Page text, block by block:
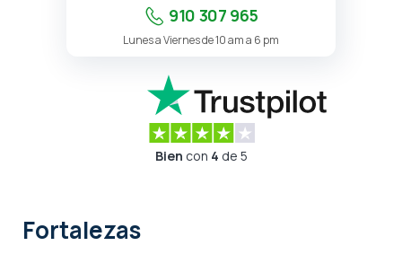
910 307 965
Lunes a Viernes de 10 am a 6 pm
Bien con 4 de 5
Fortalezas